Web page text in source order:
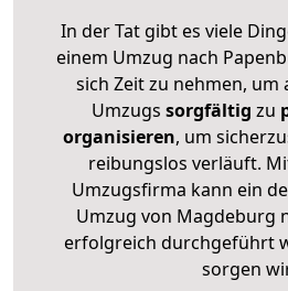
In der Tat gibt es viele
einem Umzug nach
sich Zeit zu nehmen, um
Umzugs sorgfältig zu
organisieren, um
reibungslos verläuft.
Umzugsfirma kann ein
Umzug von Magdeburg
erfolgreich durchgeführt
sorgen